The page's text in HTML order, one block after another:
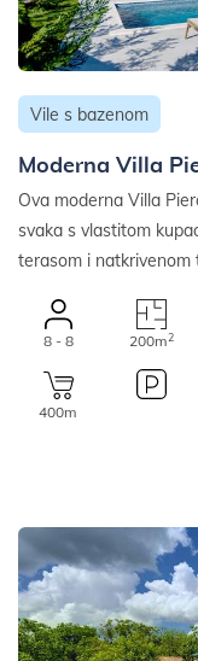
Vile s bazenom
Moderna Villa
Ova moderna Villa
svaka s vlastitom
terasom i natkrivenom
8 - 8 200m2
400m